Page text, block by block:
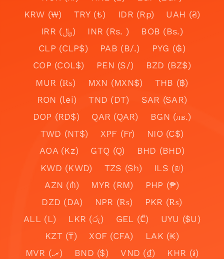
KRW (₩)
TRY (₺) IDR (Rp)
UAH (₴)
IRR (﷼)
INR (Rs. )
BOB (Bs.)
CLP (CLP$)
PAB (B/.)
PYG (₲)
COP (COL$)
PEN (S/)
BZD (BZ$)
MUR (₨)
MXN (MXN$)
THB (฿)
RON (lei)
TND (DT)
SAR (SAR)
DOP (RD$)
QAR (QAR)
BGN (лв.)
TWD (NT$)
XPF (Fr)
NIO (C$)
AOA (Kz)
GTQ (Q)
BHD (BHD)
KWD (KWD)
TZS (Sh)
ILS (₪)
AZN (₼)
MYR (RM)
PHP (₱)
DZD (DA)
NPR (₨)
PKR (₨)
ALL (L)
LKR (රු) GEL (₾)
UYU ($U)
KZT (₸)
XOF (CFA)
LAK (₭)
MVR (.ރ)
BND ($) VND (₫)
KHR (៛)